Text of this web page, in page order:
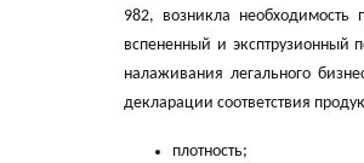
982, возникла
вспененный и эксптрузионный
налаживания легального
декларации соответствия
плотность;